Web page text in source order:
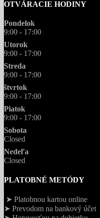
OTVÁRACIE HODINY
Pondelok
9:00 - 17:00
Utorok
9:00 - 17:00
Streda
9:00 - 17:00
štvrtok
9:00 - 17:00
Piatok
9:00 - 17:00
Sobota
Closed
Nedeľa
Closed
PLATOBNÉ METÓDY
➤ Platobnou kartou online
➤ Prevodom na bankový účet